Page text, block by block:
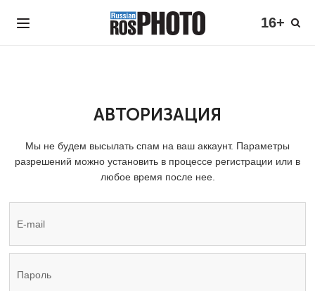
16+
АВТОРИЗАЦИЯ
Мы не будем высылать спам на ваш аккаунт. Параметры
разрешений можно установить в процессе регистрации или в
любое время после нее.